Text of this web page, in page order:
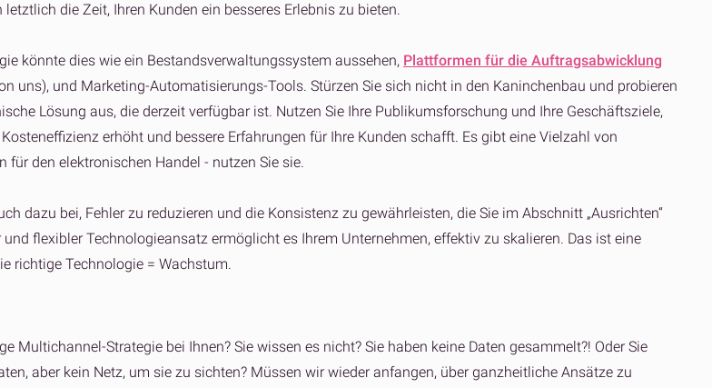
die Zeit, Ihren Kunden ein besseres Erlebnis zu bieten.
könnte dies wie ein Bestandsverwaltungssystem aussehen, Plattformen für die Auftragsabwicklung
uns), und Marketing-Automatisierungs-Tools. Stürzen Sie sich nicht in den Kaninchenbau und probieren
Lösung aus, die derzeit verfügbar ist. Nutzen Sie Ihre Publikumsforschung und Ihre Geschäftsziele,
erhöht und bessere Erfahrungen für Ihre Kunden schafft. Es gibt eine Vielzahl von
den elektronischen Handel - nutzen Sie sie.
dazu bei, Fehler zu reduzieren und die Konsistenz zu gewährleisten, die Sie im Abschnitt „Ausrichten“
flexibler Technologieansatz ermöglicht es Ihrem Unternehmen, effektiv zu skalieren. Das ist eine
richtige Technologie = Wachstum.
Multichannel-Strategie bei Ihnen? Sie wissen es nicht? Sie haben keine Daten gesammelt?! Oder Sie
aber kein Netz, um sie zu sichten? Müssen wir wieder anfangen, über ganzheitliche Ansätze zu